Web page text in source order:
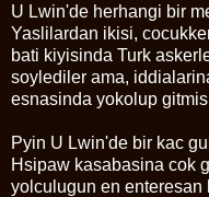
U Lwin'de herhangi bir
Yaslilardan ikisi,
bati kiyisinda Turk
soylediler ama,
esnasinda yokolup
Pyin U Lwin'de bir kac
Hsipaw kasabasina cok
yolculugun en enteresan